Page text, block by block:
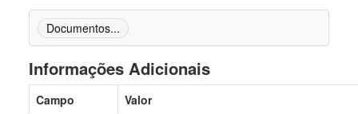
Documentos...
Informações Adicionais
Campo
Valor